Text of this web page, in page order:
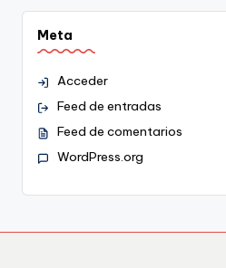
Meta
Acceder
Feed de entradas
Feed de comentarios
WordPress.org